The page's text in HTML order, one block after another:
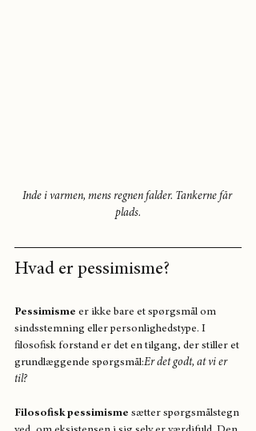
Inde i varmen, mens regnen falder. Tankerne får
plads.
Hvad er pessimisme?
Pessimisme er ikke bare et spørgsmål om
sindsstemning eller personlighedstype. I
filosofisk forstand er det en tilgang, der stiller et
grundlæggende spørgsmål:Er det godt, at vi er
til?
Filosofisk pessimisme sætter spørgsmålstegn